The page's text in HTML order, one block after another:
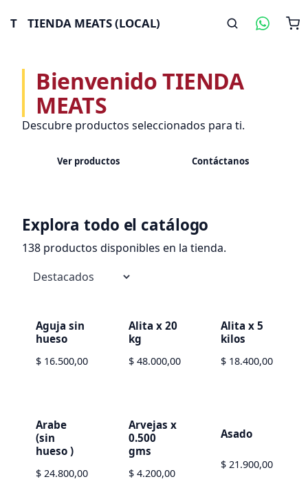
T TIENDA MEATS (LOCAL)
Bienvenido TIENDA
MEATS
Descubre productos seleccionados para ti.
Ver productos Contáctanos
Explora todo el catálogo
138 productos disponibles en la tienda.
Aguja sin
hueso
$ 16.500,00
Alita x 20
kg
$ 48.000,00
Alita x 5
kilos
$ 18.400,00
Arabe
(sin
hueso )
$ 24.800,00
Arvejas x
0.500
gms
$ 4.200,00
Asado
$ 21.900,00